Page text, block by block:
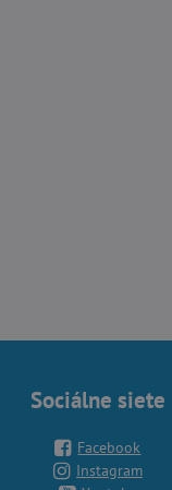
Sociálne siete
Facebook
Instagram